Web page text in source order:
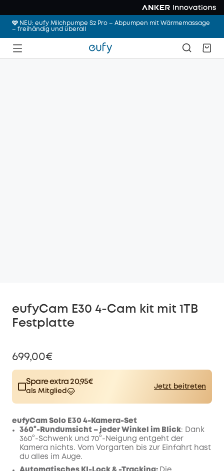
🩷 NEU: eufy Milchpumpe S2 Pro – Abpumpen mit Wärmemassage
– freihändig und überall
eufyCam E30 4-Cam kit mit 1TB
Festplatte
699,00€
Spare extra 20,95€
als Mitglied
Jetzt beitreten
Plus Member $15.00
worth more than 20,95€
Other Benefits
eufyCam Solo E30 4-Kamera-Set
360°-Rundumsicht – jeder Winkel im Blick: Dank
360°-Schwenk und 70°-Neigung entgeht der
Kamera nichts. Vom Vorgarten bis zur Einfahrt hast
du alles im Auge.